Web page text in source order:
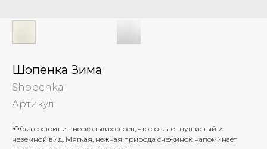
Шопенка Зима
Shopenka
Артикул:
Юбка состоит из нескольких слоев, что создает пушистый и
неземной вид. Мягкая, нежная природа снежинок напоминает